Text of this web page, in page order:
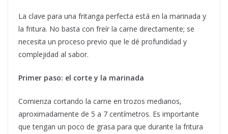
La clave para una fritanga perfecta está en la marinada y
la fritura. No basta con freír la carne directamente; se
necesita un proceso previo que le dé profundidad y
complejidad al sabor.
Primer paso: el corte y la marinada
Comienza cortando la carne en trozos medianos,
aproximadamente de 5 a 7 centímetros. Es importante
que tengan un poco de grasa para que durante la fritura